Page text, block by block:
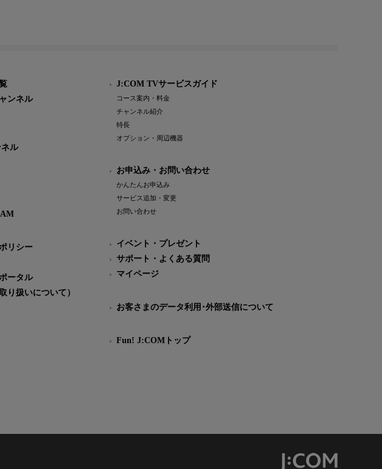
ンネル
ル
リシー
ータル
り扱いについて）
J:COM TVサービスガイド
コース案内・料金
チャンネル紹介
特長
オプション・周辺機器
お申込み・お問い合わせ
かんたんお申込み
サービス追加・変更
お問い合わせ
イベント・プレゼント
サポート・よくある質問
マイページ
お客さまのデータ利用･外部送信について
Fun! J:COMトップ